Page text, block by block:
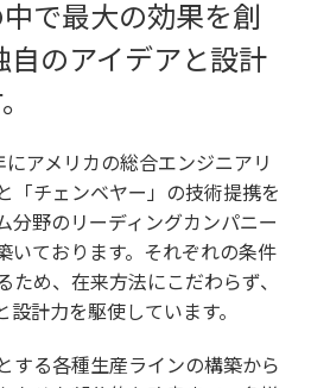
で最大の効果を創
自のアイデアと設計
アメリカの総合エンジニアリ
「チェンベヤー」の技術提携を
分野のリーディングカンパニー
いております。それぞれの条件
ため、在来方法にこだわらず、
計力を駆使しています。
する各種生産ラインの構築から